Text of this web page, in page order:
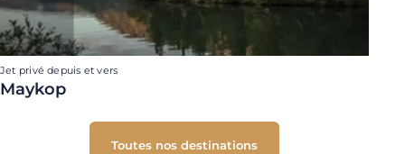
Jet privé depuis et vers
Maykop
Toutes nos destinations